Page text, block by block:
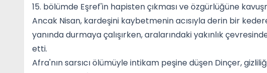
15. bölümde Eşref'in hapisten çıkması ve özgürlüğüne
Ancak Nisan, kardeşini kaybetmenin acısıyla derin bir
yanında durmaya çalışırken, aralarındaki yakınlık
etti.
Afra'nın sarsıcı ölümüyle intikam peşine düşen Dinçer,